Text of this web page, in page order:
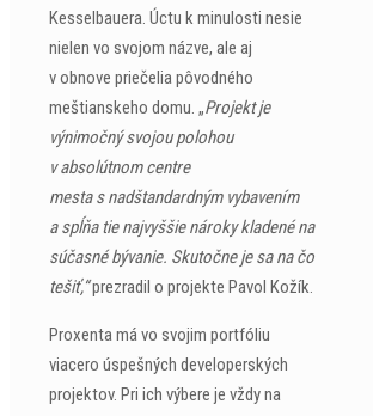
Kesselbauera. Úctu k minulosti nesie
nielen vo svojom názve, ale aj
v obnove priečelia pôvodného
meštianskeho domu. „Projekt je
výnimočný svojou polohou
v absolútnom centre
mesta s nadštandardným vybavením
a spĺňa tie najvyššie nároky kladené na
súčasné bývanie. Skutočne je sa na čo
tešiť,“prezradil o projekte Pavol Kožík.
Proxenta má vo svojim portfóliu
viacero úspešných developerských
projektov. Pri ich výbere je vždy na